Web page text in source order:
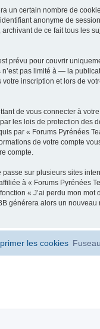
un certain nombre de
anonyme de
de ce fait tous les
prévu pour couvrir
pas limité à — la
inscription et lors de
de vous connecter à
les lois de protection des
par « Forums Pyrénées
de votre compte
compte.
sur plusieurs sites
à « Forums Pyrénées
« J’ai perdu mon mot
générera alors un
les cookies